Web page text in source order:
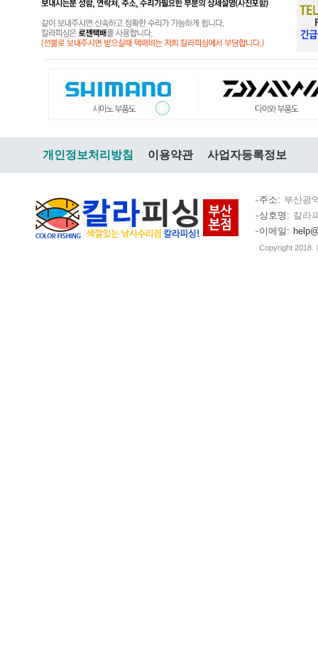
개인정보처리방침 이용약관 사업자등록정보
주소
부산광
상호명
칼라
이메일
Copyright 2018.